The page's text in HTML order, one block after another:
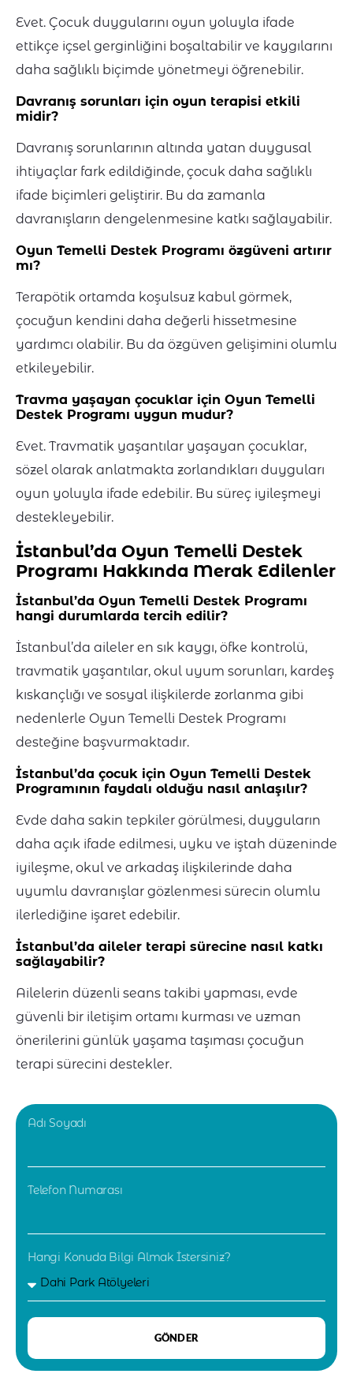
Evet. Çocuk duygularını oyun yoluyla ifade
ettikçe içsel gerginliğini boşaltabilir ve kaygılarını
daha sağlıklı biçimde yönetmeyi öğrenebilir.
Davranış sorunları için oyun terapisi etkili
midir?
Davranış sorunlarının altında yatan duygusal
ihtiyaçlar fark edildiğinde, çocuk daha sağlıklı
ifade biçimleri geliştirir. Bu da zamanla
davranışların dengelenmesine katkı sağlayabilir.
Oyun Temelli Destek Programı özgüveni artırır
mı?
Terapötik ortamda koşulsuz kabul görmek,
çocuğun kendini daha değerli hissetmesine
yardımcı olabilir. Bu da özgüven gelişimini olumlu
etkileyebilir.
Travma yaşayan çocuklar için Oyun Temelli
Destek Programı uygun mudur?
Evet. Travmatik yaşantılar yaşayan çocuklar,
sözel olarak anlatmakta zorlandıkları duyguları
oyun yoluyla ifade edebilir. Bu süreç iyileşmeyi
destekleyebilir.
İstanbul’da Oyun Temelli Destek
Programı Hakkında Merak Edilenler
İstanbul’da Oyun Temelli Destek Programı
hangi durumlarda tercih edilir?
İstanbul’da aileler en sık kaygı, öfke kontrolü,
travmatik yaşantılar, okul uyum sorunları, kardeş
kıskançlığı ve sosyal ilişkilerde zorlanma gibi
nedenlerle Oyun Temelli Destek Programı
desteğine başvurmaktadır.
İstanbul’da çocuk için Oyun Temelli Destek
Programının faydalı olduğu nasıl anlaşılır?
Evde daha sakin tepkiler görülmesi, duyguların
daha açık ifade edilmesi, uyku ve iştah düzeninde
iyileşme, okul ve arkadaş ilişkilerinde daha
uyumlu davranışlar gözlenmesi sürecin olumlu
ilerlediğine işaret edebilir.
İstanbul’da aileler terapi sürecine nasıl katkı
sağlayabilir?
Ailelerin düzenli seans takibi yapması, evde
güvenli bir iletişim ortamı kurması ve uzman
önerilerini günlük yaşama taşıması çocuğun
terapi sürecini destekler.
Adı Soyadı
Telefon Numarası
Hangi Konuda Bilgi Almak İstersiniz?
GÖNDER